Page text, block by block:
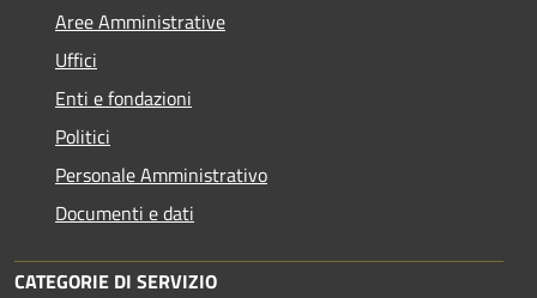
Aree Amministrative
Uffici
Enti e fondazioni
Politici
Personale Amministrativo
Documenti e dati
CATEGORIE DI SERVIZIO